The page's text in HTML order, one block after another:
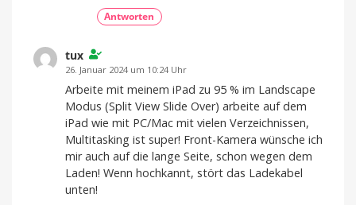
Antworten
tux
26. Januar 2024 um 10:24 Uhr
Arbeite mit meinem iPad zu 95 % im Landscape
Modus (Split View Slide Over) arbeite auf dem
iPad wie mit PC/Mac mit vielen Verzeichnissen,
Multitasking ist super! Front-Kamera wünsche ich
mir auch auf die lange Seite, schon wegen dem
Laden! Wenn hochkannt, stört das Ladekabel
unten!